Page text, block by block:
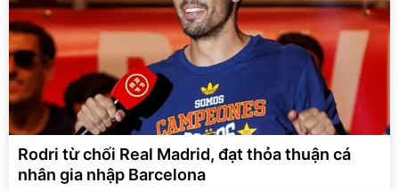
Rodri từ chối Real Madrid, đạt thỏa thuận cá
nhân gia nhập Barcelona